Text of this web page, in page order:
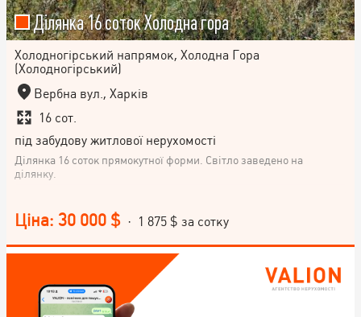
Ділянка 16 соток Холодна гора
Холодногірський напрямок, Холодна Гора
(Холодногірський)
Вербна вул., Харків
16 сот.
під забудову житлової нерухомості
Ділянка 16 соток прямокутної форми. Світло заведено на
ділянку.
Ціна: 30 000 $ · 1 875 $ за сотку